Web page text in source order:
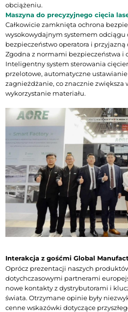
obciążeniu.
Maszyna do precyzyjnego cięcia
Całkowicie zamknięta ochrona
wysokowydajnym systemem odciągu
bezpieczeństwo operatora i
Zgodna z normami bezpieczeństwa i
Inteligentny system sterowania
przelotowe, automatyczne
zagnieżdżanie, co znacznie zwiększa
wykorzystanie materiału.
Interakcja z gośćmi Global
Oprócz prezentacji naszych
dotychczasowymi partnerami
nowe kontakty z dystrybutorami i
świata. Otrzymane opinie były
cenne wskazówki dotyczące